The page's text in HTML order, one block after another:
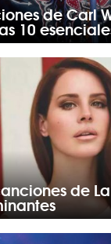
de Carl
10
de